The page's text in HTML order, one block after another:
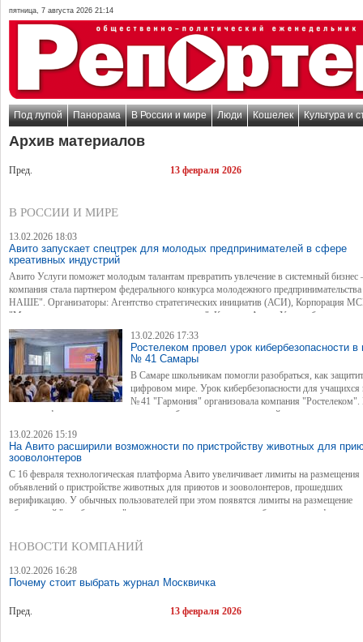
пятница, 7 августа 2026 21:14
Под лупой Панорама В России и мире Люди Кошелек Культура и
Архив материалов
Пред. 13 февраля 2026
В РОССИИ И МИРЕ
13.02.2026 18:03
Авито запускает спецтрек для молодых предпринимателей в сфере
креативных индустрий
Авито Услуги поможет молодым талантам превратить увлечение в системный
компания стала партнером федерального конкурса молодежного
НАШЕ". Организаторы: Агентство стратегических инициатив (АСИ), Корпорация
"Молодежная предпринимательская инициатива". Команда Авито Услуг обеспечит
сопровождение участников на этапах конкурса — от разработки концепции до первых
13.02.2026 17:33
Ростелеком провел урок кибербезопасности
№ 41 Самары
В Самаре школьникам помогли разобраться, как
цифровом мире. Урок кибербезопасности для
№ 41 "Гармония" организовала компания "Ростелеком".
прошла в формате живого диалога, с разбором реальных ситуаций, с которыми
13.02.2026 15:19
На Авито расширили возможности по пристройству животных для
зооволонтеров
С 16 февраля технологическая платформа Авито увеличивает лимиты на размещения
объявлений о пристройстве животных для приютов и зооволонтеров, прошедших
верификацию. У обычных пользователей при этом появятся лимиты на размещение
объявлений "в добрые руки" — так снижается вероятность дублирования
НОВОСТИ КОМПАНИЙ
13.02.2026 16:28
Почему стоит выбрать журнал Москвичка
Пред. 13 февраля 2026